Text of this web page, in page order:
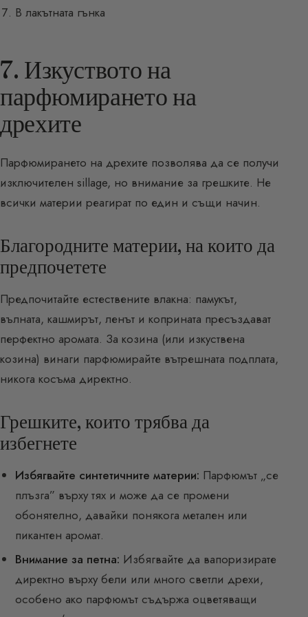
В лакътната гънка
7. Изкуството на
парфюмирането на
дрехите
Парфюмирането на дрехите позволява да се получи
изключителен sillage, но внимание за грешките. Не
всички материи реагират по един и същи начин.
Благородните материи, на които да
предпочетете
Предпочитайте естествените влакна: памукът,
вълната, кашмирът, ленът и коприната пресъздават
перфектно аромата. За козина (или изкуствена
козина) винаги парфюмирайте вътрешната подплата,
никога косъма директно.
Грешките, които трябва да
избегнете
Избягвайте синтетичните материи: Парфюмът „се
плъзга” върху тях и може да се промени
обонятелно, давайки понякога метален или
пикантен аромат.
Внимание за петна: Избягвайте да вапоризирате
директно върху бели или много светли дрехи,
особено ако парфюмът съдържа оцветяващи